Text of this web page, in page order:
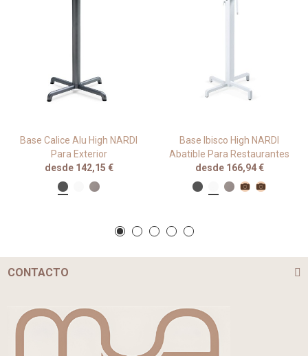
Base Calice Alu High NARDI
Para Exterior
desde 142,15 €
Base Ibisco High NARDI
Abatible Para Restaurantes
desde 166,94 €
CONTACTO